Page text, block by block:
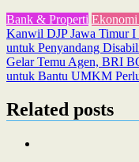
Bank & Properti
Post
navigation
Kanwil DJP Jawa Timur
untuk Penyandang
Gelar Temu Agen, BRI
untuk Bantu UMKM
Related posts